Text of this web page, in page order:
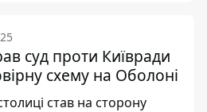
суд проти Київради
схему на Оболоні
став на сторону